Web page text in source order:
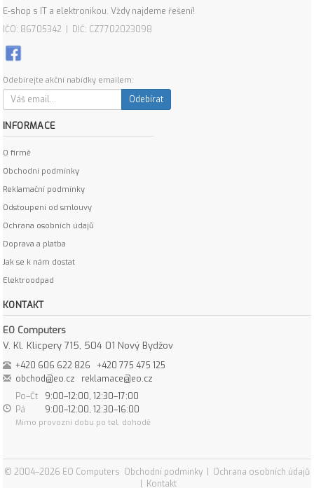
E-shop s IT a elektronikou. Vždy najdeme řešení!
IČO: 86705342 | DIČ: CZ7702023098
Odebírejte akční nabídky emailem:
Odebírat
INFORMACE
O firmě
Obchodní podmínky
Reklamační podmínky
Odstoupení od smlouvy
Ochrana osobních údajů
Doprava a platba
Jak se k nám dostat
Elektroodpad
KONTAKT
EO Computers
V. Kl. Klicpery 715, 504 01 Nový Bydžov
+420 606 622 826
+420 775 475 125
obchod@eo.cz
reklamace@eo.cz
Po–Čt
9:00–12:00, 12:30–17:00
Pá
9:00–12:00, 12:30–16:00
Mimo provozní dobu po tel. dohodě
© 2004–2026 EO Computers Obchodní podmínky
Ochrana osobních údajů
Kontakt